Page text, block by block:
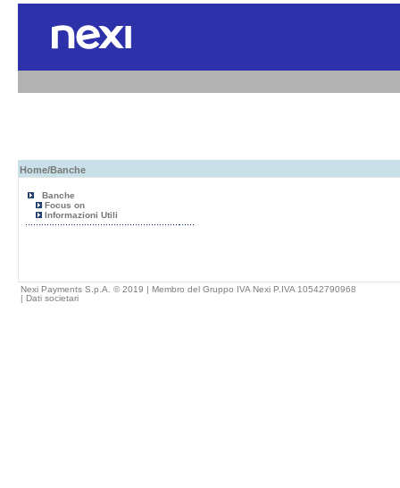
Home/Banche
Banche
Focus on
Informazioni Utili
Nexi Payments S.p.A. © 2019 | Membro del Gruppo IVA Nexi P.IVA 10542790968
| Dati societari